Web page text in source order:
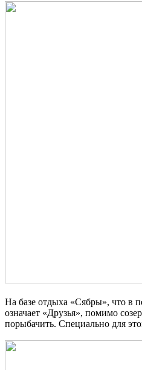
На базе отдыха «Сябры», что в
означает «Друзья», помимо
порыбачить. Специально для